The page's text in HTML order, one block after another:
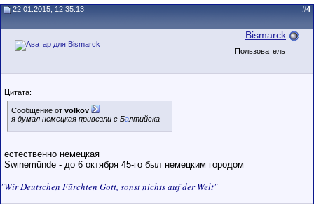
22.01.2015, 12:35:13 #4
Bismarck
Пользователь
Цитата:
Сообщение от volkov
я думал немецкая привезли с Балтийска
естественно немецкая
Swinemünde - до 6 октября 45-го был немецким городом
"Wir Deutschen Fürchten Gott, sonst nichts auf der Welt"